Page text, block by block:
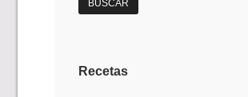
Recetas